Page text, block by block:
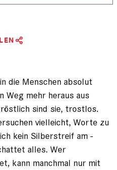
die Menschen absolut
Weg mehr heraus aus
sind sie, trostlos.
vielleicht, Worte zu
kein Silberstreif am
alles. Wer
kann manchmal nur mit